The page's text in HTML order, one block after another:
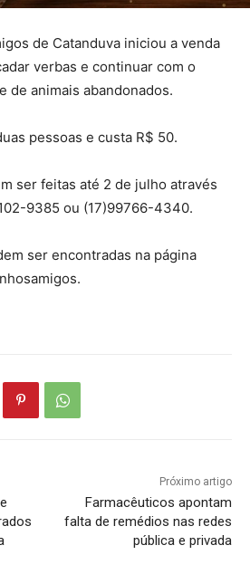
de Catanduva iniciou a venda
verbas e continuar com o
de animais abandonados.
pessoas e custa R$ 50.
ser feitas até 2 de julho através
9385 ou (17)99766-4340.
ser encontradas na página
Próximo artigo
Farmacêuticos apontam
falta de remédios nas redes
pública e privada